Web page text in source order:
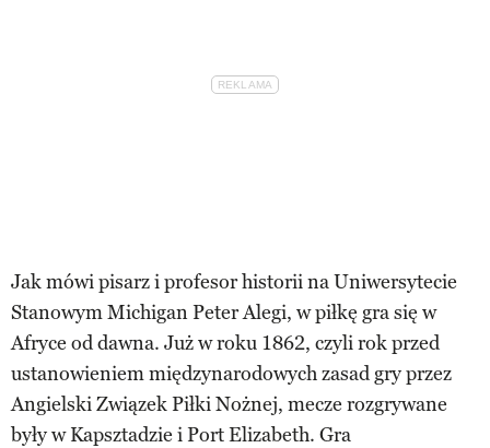
Jak mówi pisarz i profesor historii na Uniwersytecie
Stanowym Michigan Peter Alegi, w piłkę gra się w
Afryce od dawna. Już w roku 1862, czyli rok przed
ustanowieniem międzynarodowych zasad gry przez
Angielski Związek Piłki Nożnej, mecze rozgrywane
były w Kapsztadzie i Port Elizabeth. Gra